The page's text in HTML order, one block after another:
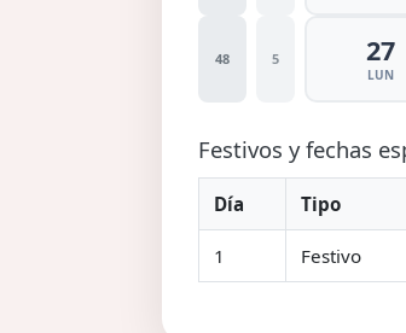
48 5 27
LUN
Festivos y fechas
Día Tipo
1 Festivo